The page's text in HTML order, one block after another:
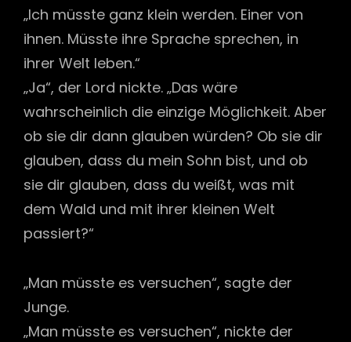
„Ich müsste ganz klein werden. Einer von
ihnen. Müsste ihre Sprache sprechen, in
ihrer Welt leben.“
„Ja“, der Lord nickte. „Das wäre
wahrscheinlich die einzige Möglichkeit. Aber
ob sie dir dann glauben würden? Ob sie dir
glauben, dass du mein Sohn bist, und ob
sie dir glauben, dass du weißt, was mit
dem Wald und mit ihrer kleinen Welt
passiert?“
„Man müsste es versuchen“, sagte der
Junge.
„Man müsste es versuchen“, nickte der